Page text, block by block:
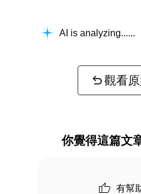
AI is analyzing...
觀看
你覺得這篇文
有幫